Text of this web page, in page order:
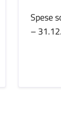
Spese
–